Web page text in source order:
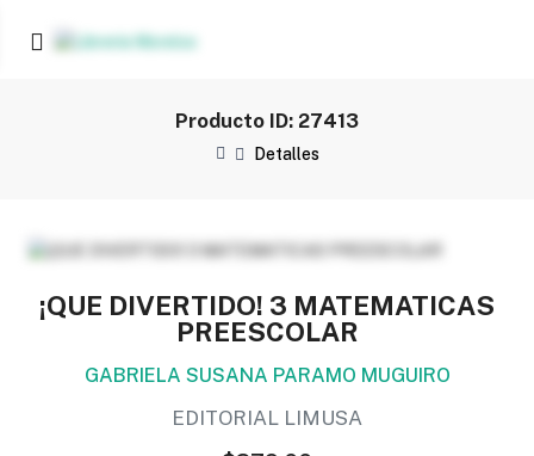
Producto ID: 27413
Detalles
¡QUE DIVERTIDO! 3 MATEMATICAS
PREESCOLAR
GABRIELA SUSANA PARAMO MUGUIRO
EDITORIAL LIMUSA